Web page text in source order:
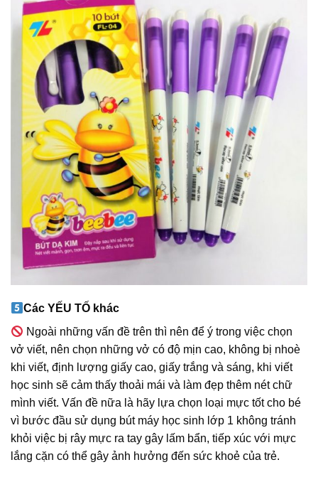
Các YẾU TỐ khác
Ngoài những vấn đề trên thì nên để ý trong việc chọn
vở viết, nên chọn những vở có độ mịn cao, không bị nhoè
khi viết, định lượng giấy cao, giấy trắng và sáng, khi viết
học sinh sẽ cảm thấy thoải mái và làm đẹp thêm nét chữ
mình viết. Vấn đề nữa là hãy lựa chọn loại mực tốt cho bé
vì bước đầu sử dụng bút máy học sinh lớp 1 không tránh
khỏi việc bị rây mực ra tay gây lấm bẩn, tiếp xúc với mực
lắng cặn có thể gây ảnh hưởng đến sức khoẻ của trẻ.